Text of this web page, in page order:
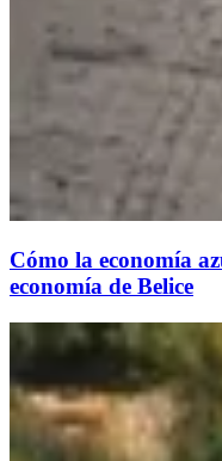
Cómo la economía
economía de Belice